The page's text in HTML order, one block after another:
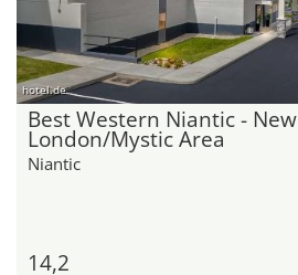
hotel.de
Best Western Niantic - New
London/Mystic Area
Niantic
14,2